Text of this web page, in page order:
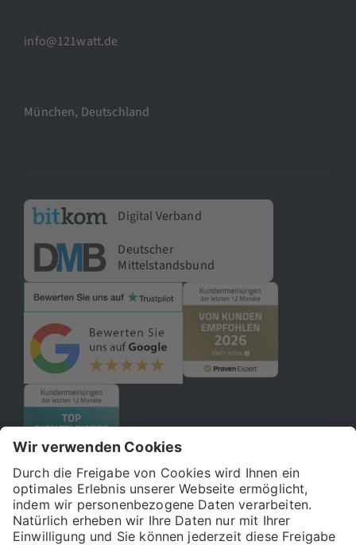
info@121watt.de
München, Deutschland
Digital Verband
Deutscher
Mittelstandsbund